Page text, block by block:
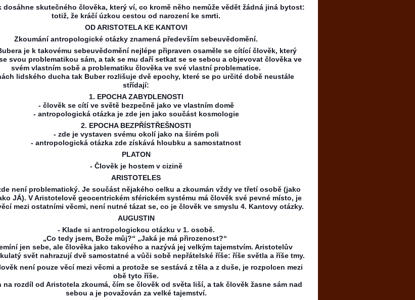
dosáhne skutečného člověka, který ví, co kromě něho nemůže vědět žádná jiná bytost:
totiž, že kráčí úzkou cestou od narození ke smrti.
OD ARISTOTELA KE KANTOVI
Zkoumání antropologické otázky znamená především sebeuvědomění.
je k takovému sebeuvědomění nejlépe připraven osaměle se cítící člověk, který
svou problematikou sám, a tak se mu daří setkat se se sebou a objevovat člověka ve
svém vlastním sobě a problematiku člověka ve své vlastní problematice.
lidského ducha tak Buber rozlišuje dvě epochy, které se po určité době neustále
střídají:
1. EPOCHA ZABYDLENOSTI
- člověk se cítí ve světě bezpečně jako ve vlastním domě
- antropologická otázka je zde jen jako součást kosmologie
2. EPOCHA BEZPŘÍSTŘEŠNOSTI
- zde je vystaven svému okolí jako na širém poli
- antropologická otázka zde získává hloubku a samostatnost
PLATON
- Člověk je hostem v cizině
ARISTOTELES
není problematický. Je součást nějakého celku a zkoumán vždy ve třetí osobě (jako
JÁ). V Aristotelově geocentrickém sférickém systému má člověk své pevné místo, je
mezi ostatními věcmi, není nutné tázat se, co je člověk ve smyslu 4. Kantovy otázky.
AUGUSTIN
- Klade si antropologickou otázku v 1. osobě.
„Co tedy jsem, Bože můj?“ „Jaká je má přirozenost?“
jen sebe, ale člověka jako takového a nazývá jej velkým tajemstvím. Aristotelův
svět nahrazují dvě samostatné a vůči sobě nepřátelské říše: říše světla a říše tmy.
není pouze věcí mezi věcmi a protože se sestává z těla a z duše, je rozpolcen mezi
obě tyto říše.
na rozdíl od Aristotela zkoumá, čím se člověk od světa liší, a tak člověk žasne sám nad
sebou a je považován za velké tajemství.